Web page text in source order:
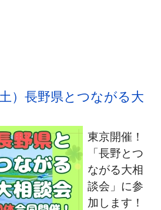
）長野県とつながる大
東京開催！
「長野とつ
ながる大相
談会」に参
加します！